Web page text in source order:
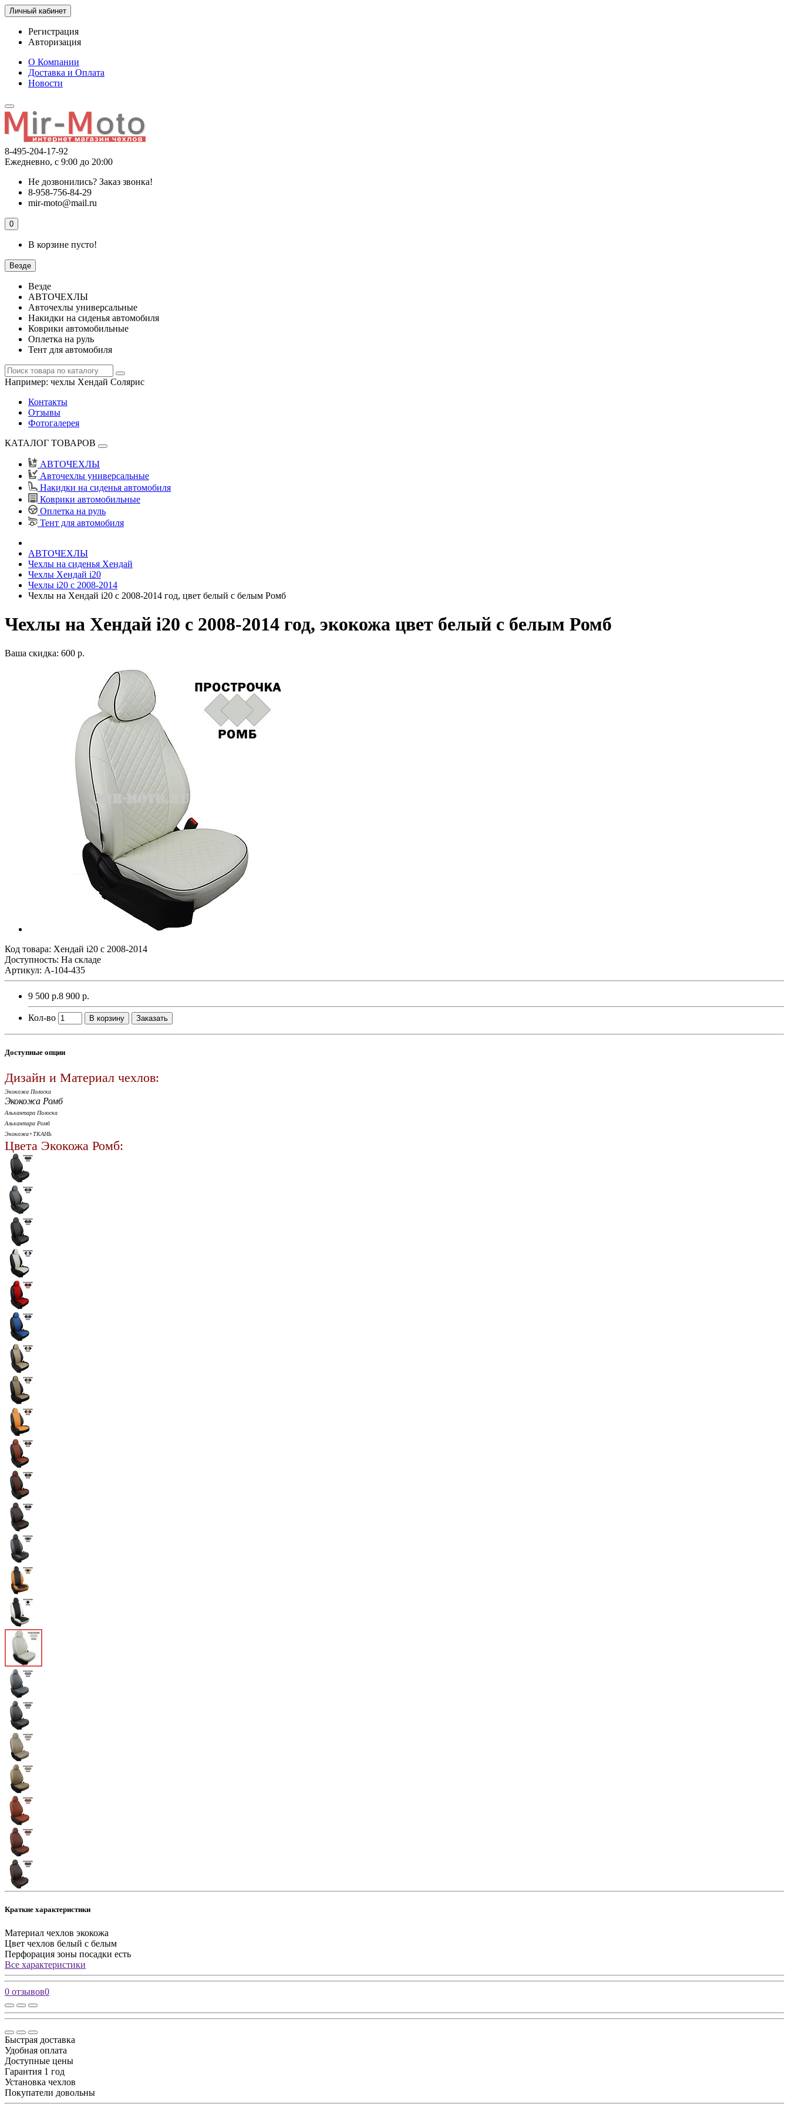
Личный кабинет
Регистрация
Авторизация
О Компании
Доставка и Оплата
Новости
8-495-204-17-92
Ежедневно, с 9:00 до 20:00
Не дозвонились? Заказ звонка!
8-958-756-84-29
mir-moto@mail.ru
0
В корзине пусто!
Везде
Везде
АВТОЧЕХЛЫ
Авточехлы универсальные
Накидки на сиденья автомобиля
Коврики автомобильные
Оплетка на руль
Тент для автомобиля
Например: чехлы Хендай Солярис
Контакты
Отзывы
Фотогалерея
КАТАЛОГ ТОВАРОВ
АВТОЧЕХЛЫ
Авточехлы универсальные
Накидки на сиденья автомобиля
Коврики автомобильные
Оплетка на руль
Тент для автомобиля
АВТОЧЕХЛЫ
Чехлы на сиденья Хендай
Чехлы Хендай i20
Чехлы i20 c 2008-2014
Чехлы на Хендай i20 с 2008-2014 год, цвет белый с белым Ромб
Чехлы на Хендай i20 с 2008-2014 год, экокожа цвет белый с белым Ромб
Ваша скидка: 600 р.
Код товара: Хендай i20 с 2008-2014
Доступность: На складе
Артикул: A-104-435
9 500 р.8 900 р.
Кол-во В корзину Заказать
Доступные опции
Дизайн и Материал чехлов:
Экокожа Полоска
Экокожа Ромб
Алькантара Полоска
Алькантара Ромб
Экокожа+ТКАНЬ
Цвета Экокожа Ромб:
Краткие характеристики
Материал чехлов экокожа
Цвет чехлов белый с белым
Перфорация зоны посадки есть
Все характеристики
0 отзывов0
Быстрая доставка
Удобная оплата
Доступные цены
Гарантия 1 год
Установка чехлов
Покупатели довольны